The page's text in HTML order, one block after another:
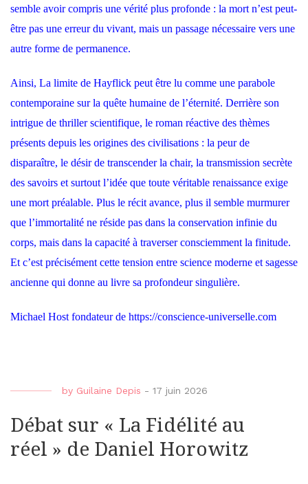
semble avoir compris une vérité plus profonde : la mort n’est peut-
être pas une erreur du vivant, mais un passage nécessaire vers une
autre forme de permanence.
Ainsi, La limite de Hayflick peut être lu comme une parabole
contemporaine sur la quête humaine de l’éternité. Derrière son
intrigue de thriller scientifique, le roman réactive des thèmes
présents depuis les origines des civilisations : la peur de
disparaître, le désir de transcender la chair, la transmission secrète
des savoirs et surtout l’idée que toute véritable renaissance exige
une mort préalable. Plus le récit avance, plus il semble murmurer
que l’immortalité ne réside pas dans la conservation infinie du
corps, mais dans la capacité à traverser consciemment la finitude.
Et c’est précisément cette tension entre science moderne et sagesse
ancienne qui donne au livre sa profondeur singulière.
Michael Host fondateur de https://conscience-universelle.com
by Guilaine Depis - 17 juin 2026
Débat sur « La Fidélité au
réel » de Daniel Horowitz